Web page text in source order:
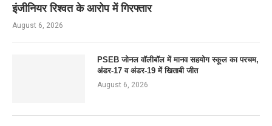
इंजीनियर रिश्वत के आरोप में गिरफ्तार
August 6, 2026
PSEB जोनल वॉलीबॉल में मानव सहयोग स्कूल का परचम,
अंडर-17 व अंडर-19 में खिताबी जीत
August 6, 2026